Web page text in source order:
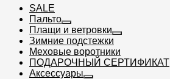
SALE
Пальто
Плащи и ветровки
Зимние подстежки
Меховые воротники
ПОДАРОЧНЫЙ СЕРТИФИКАТ
Аксессуары